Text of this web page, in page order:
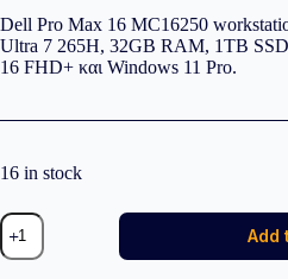
Dell Pro Max 16 MC16250
Ultra 7 265H, 32GB RAM, 1TB
16 FHD+ και Windows 11 Pro.
16 in stock
Dell
Pro
Max
Add